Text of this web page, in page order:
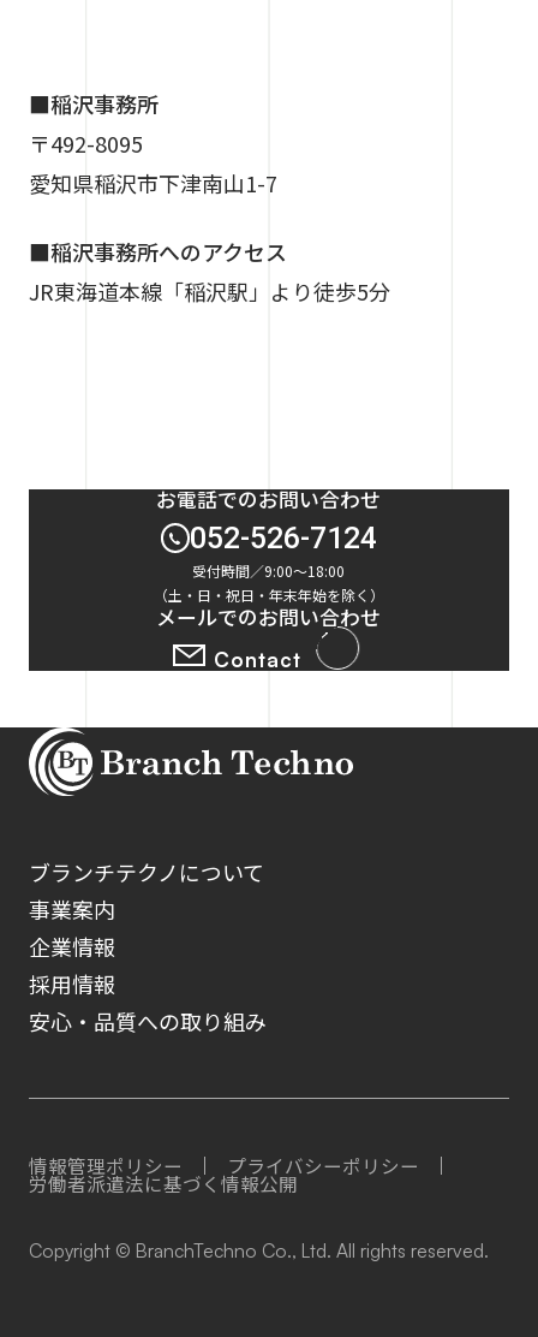
■稲沢事務所
〒492-8095
愛知県稲沢市下津南山1-7
■稲沢事務所へのアクセス
JR東海道本線「稲沢駅」より徒歩5分
お電話でのお問い合わせ
052-526-7124
受付時間／9:00～18:00
（土・日・祝日・年末年始を除く）
メールでのお問い合わせ
Contact
ブランチテクノについて
事業案内
企業情報
採用情報
安心・品質への取り組み
情報管理ポリシー プライバシーポリシー
労働者派遣法に基づく情報公開
Copyright © BranchTechno Co., Ltd. All rights reserved.